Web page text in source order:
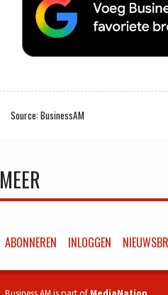
Source: BusinessAM
MEER
ABONNEREN INLOGGEN